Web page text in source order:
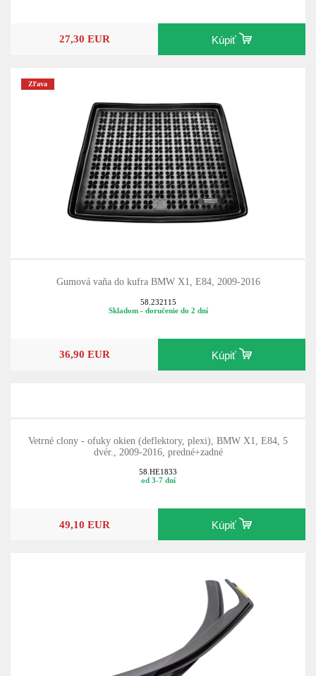
27,30 EUR Kúpiť
Zľava
Gumová vaňa do kufra BMW X1, E84, 2009-2016
58.232115
Skladom - doručenie do 2 dní
36,90 EUR Kúpiť
Vetrné clony - ofuky okien (deflektory, plexi), BMW X1, E84, 5
dvér., 2009-2016, predné+zadné
58.HE1833
od 3-7 dní
49,10 EUR Kúpiť